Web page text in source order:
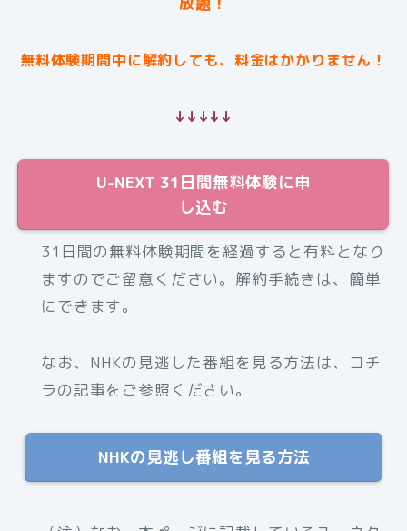
無料体験期間中に解約しても、料金はかかりません！
↓↓↓↓↓
U-NEXT 31日間無料体験に申
し込む
31日間の無料体験期間を経過すると有料となり
ますのでご留意ください。解約手続きは、簡単
にできます。
なお、NHKの見逃した番組を見る方法は、コチ
ラの記事をご参照ください。
NHKの見逃し番組を見る方法